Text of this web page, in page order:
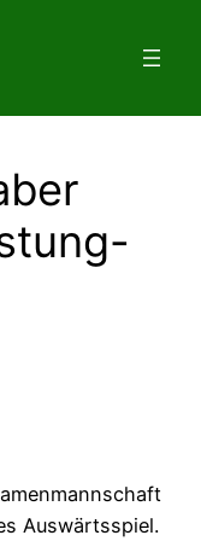
Auswärtsspiel.